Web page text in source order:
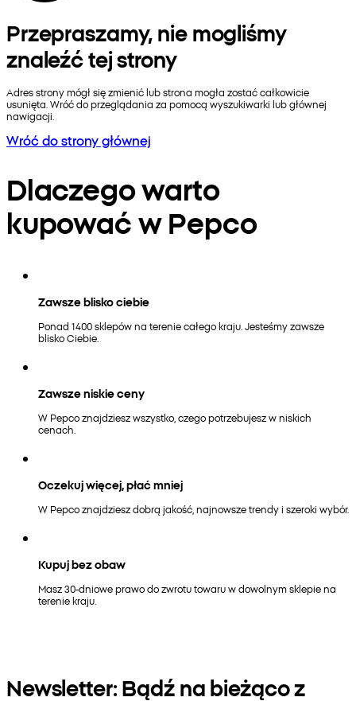
Przepraszamy, nie mogliśmy
znaleźć tej strony
Adres strony mógł się zmienić lub strona mogła zostać całkowicie
usunięta. Wróć do przeglądania za pomocą wyszukiwarki lub głównej
nawigacji.
Wróć do strony głównej
Dlaczego warto
kupować w Pepco
Zawsze blisko ciebie
Ponad 1400 sklepów na terenie całego kraju. Jesteśmy zawsze
blisko Ciebie.
Zawsze niskie ceny
W Pepco znajdziesz wszystko, czego potrzebujesz w niskich
cenach.
Oczekuj więcej, płać mniej
W Pepco znajdziesz dobrą jakość, najnowsze trendy i szeroki wybór.
Kupuj bez obaw
Masz 30-dniowe prawo do zwrotu towaru w dowolnym sklepie na
terenie kraju.
Newsletter: Bądź na bieżąco z